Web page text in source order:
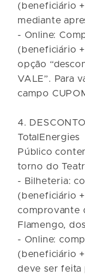
(beneficiário
mediante
- Online:
(beneficiário
opção
VALE”. Para
campo
4.
TotalEnergies
Público
torno do
- Bilheteria:
(beneficiário
comprovante
Flamengo,
- Online:
(beneficiário
deve ser feita